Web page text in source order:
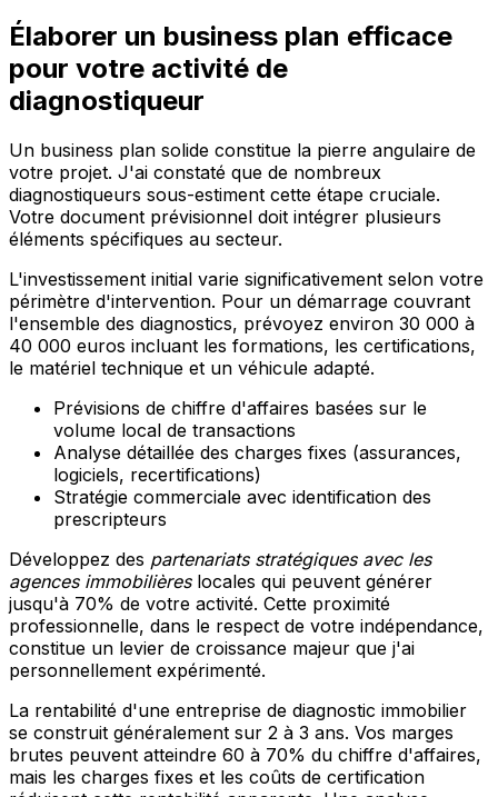
Élaborer un business plan efficace
pour votre activité de
diagnostiqueur
Un business plan solide constitue la pierre angulaire de
votre projet. J'ai constaté que de nombreux
diagnostiqueurs sous-estiment cette étape cruciale.
Votre document prévisionnel doit intégrer plusieurs
éléments spécifiques au secteur.
L'investissement initial varie significativement selon votre
périmètre d'intervention. Pour un démarrage couvrant
l'ensemble des diagnostics, prévoyez environ 30 000 à
40 000 euros incluant les formations, les certifications,
le matériel technique et un véhicule adapté.
Prévisions de chiffre d'affaires basées sur le
volume local de transactions
Analyse détaillée des charges fixes (assurances,
logiciels, recertifications)
Stratégie commerciale avec identification des
prescripteurs
Développez des partenariats stratégiques avec les
agences immobilièreslocales qui peuvent générer
jusqu'à 70% de votre activité. Cette proximité
professionnelle, dans le respect de votre indépendance,
constitue un levier de croissance majeur que j'ai
personnellement expérimenté.
La rentabilité d'une entreprise de diagnostic immobilier
se construit généralement sur 2 à 3 ans. Vos marges
brutes peuvent atteindre 60 à 70% du chiffre d'affaires,
mais les charges fixes et les coûts de certification